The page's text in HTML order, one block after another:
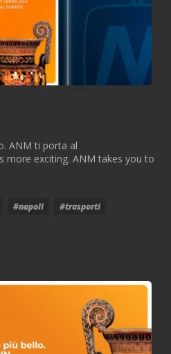
ANM ti porta al
more exciting. ANM takes you to
#napoli #trasporti